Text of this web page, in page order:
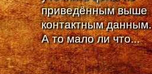
приведённым выше
контактным данным.
А то мало ли что...